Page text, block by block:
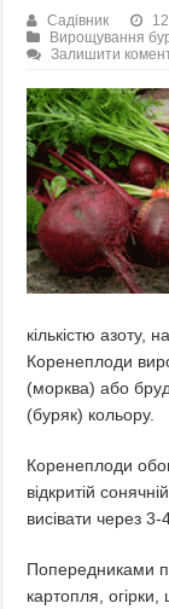
Садівник
Вирощування
Залишити
кількістю азоту,
Коренеплоди
(морква) або
(буряк) кольору.
Коренеплоди
відкритій
висівати через 3-
Попередниками
картопля,